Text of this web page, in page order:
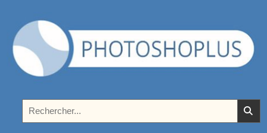
Photoshoplus